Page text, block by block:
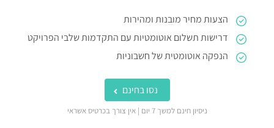
הצעות מחיר מובנות ומהירות
דרישות תשלום אוטומטיות עם התקדמות שלבי הפרויקט
הנפקה אוטומטית של חשבוניות
נסו בחינם
ניסיון חינם למשך 7 יום | אין צורך בכרטיס אשראי